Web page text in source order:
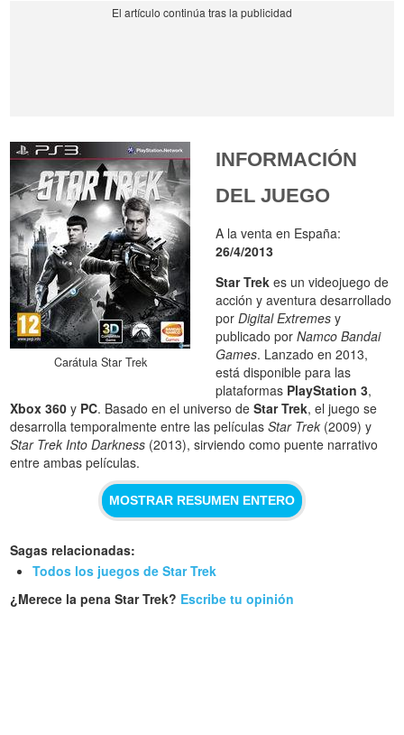
Carátula Star Trek
INFORMACIÓN
DEL JUEGO
A la venta en España:
26/4/2013
Star Trek es un videojuego de
acción y aventura desarrollado
porDigital Extremes y
publicado porNamco Bandai
Games. Lanzado en 2013,
está disponible para las
plataformas PlayStation 3,
Xbox 360 y PC. Basado en el universo deStar Trek, el juego se
desarrolla temporalmente entre las películasStar Trek (2009) y
Star Trek Into Darkness (2013), sirviendo como puente narrativo
entre ambas películas.
MOSTRAR RESUMEN ENTERO
Sagas relacionadas:
Todos los juegos de Star Trek
¿Merece la pena Star Trek? Escribe tu opinión